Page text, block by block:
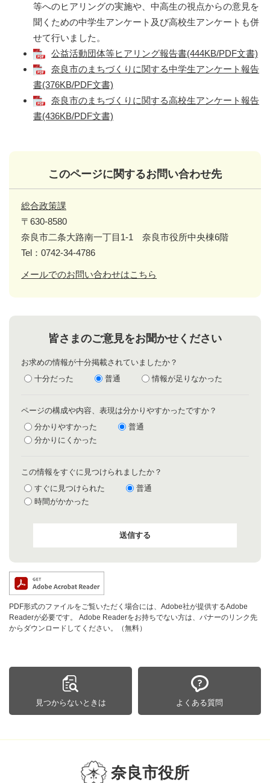
等へのヒアリングの実施や、中高生の視点からの意見を
聞くための中学生アンケート及び高校生アンケートも併
せて行いました。
公益活動団体等ヒアリング報告書(444KB/PDF文書)
奈良市のまちづくりに関する中学生アンケート報告
書(376KB/PDF文書)
奈良市のまちづくりに関する高校生アンケート報告
書(436KB/PDF文書)
このページに関するお問い合わせ先
総合政策課
〒630-8580
奈良市二条大路南一丁目1-1 奈良市役所中央棟6階
Tel：0742-34-4786
メールでのお問い合わせはこちら
皆さまのご意見をお聞かせください
お求めの情報が十分掲載されていましたか？
十分だった
普通 情報が足りなかった
ページの構成や内容、表現は分かりやすかったですか？
分かりやすかった
普通
分かりにくかった
この情報をすぐに見つけられましたか？
すぐに見つけられた
普通
時間がかかった
PDF形式のファイルをご覧いただく場合には、Adobe社が提供するAdobe
Readerが必要です。
Adobe Readerをお持ちでない方は、バナーのリンク先
からダウンロードしてください。（無料）
見つからないときは よくある質問
奈良市役所